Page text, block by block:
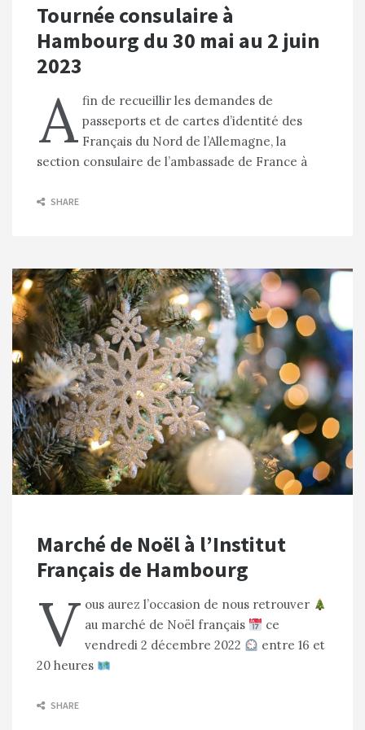
Tournée consulaire à
Hambourg du 30 mai au 2 juin
2023
A fin de recueillir les demandes de
passeports et de cartes d’identité des
Français du Nord de l’Allemagne, la
section consulaire de l’ambassade de France à
SHARE
Marché de Noël à l’Institut
Français de Hambourg
V ous aurez l’occasion de nous retrouver
au marché de Noël français
ce
vendredi 2 décembre 2022
entre 16 et
20 heures
SHARE